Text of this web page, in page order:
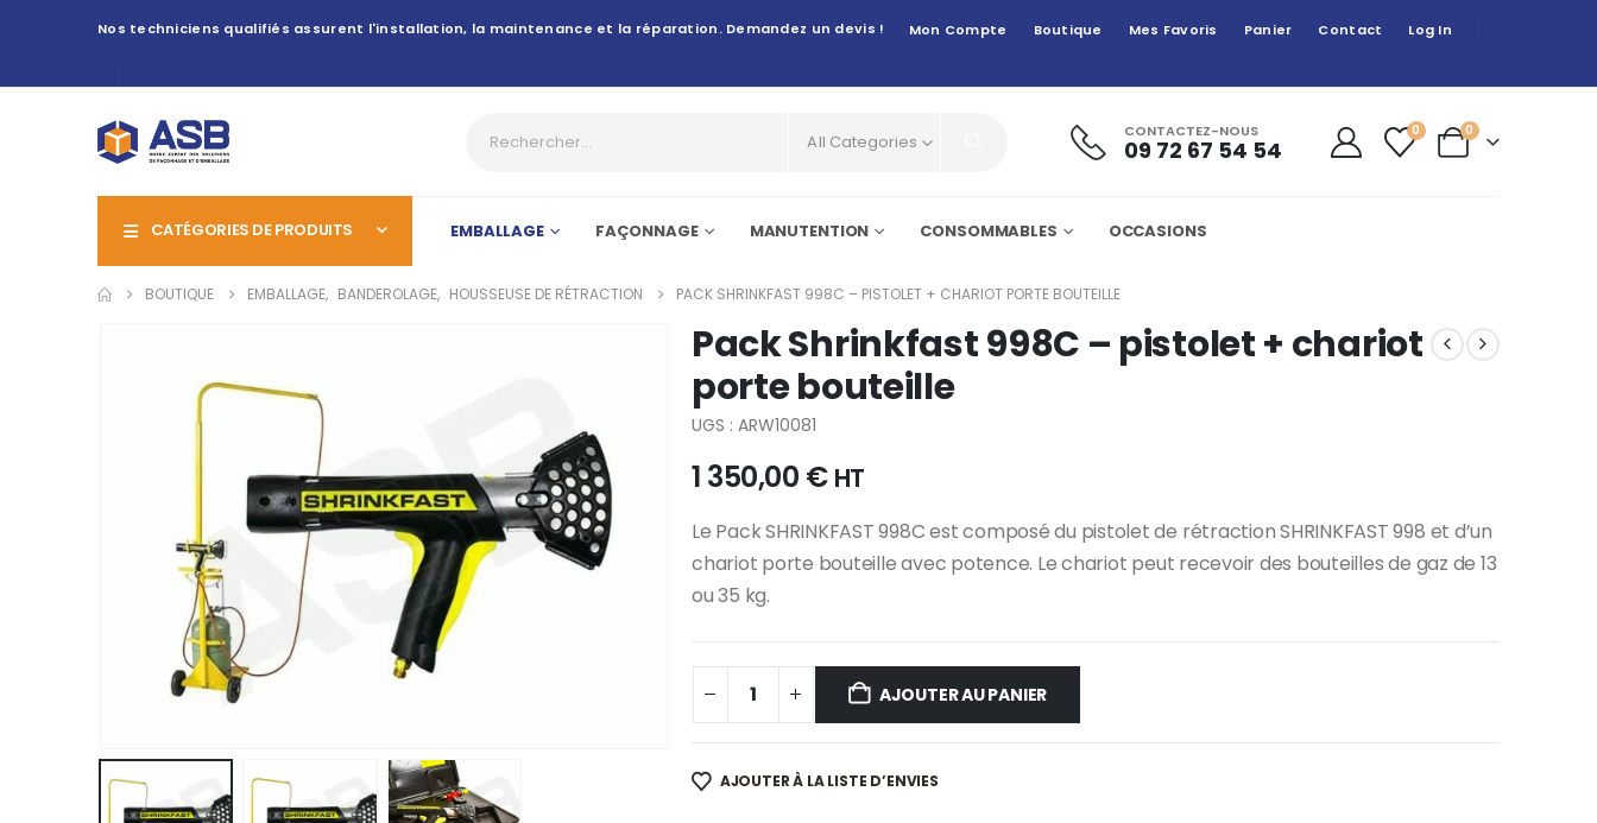
Nos techniciens qualifiés assurent l'installation, la maintenance et la réparation. Demandez un devis ! Mon Compte Boutique Mes Favoris Panier Contact Log In
All Categories CONTACTEZ-NOUS
09 72 67 54 54
0 0
CATÉGORIES DE PRODUITS EMBALLAGE FAÇONNAGE MANUTENTION CONSOMMABLES OCCASIONS
BOUTIQUE EMBALLAGE, BANDEROLAGE, HOUSSEUSE DE RÉTRACTION PACK SHRINKFAST 998C – PISTOLET + CHARIOT PORTE BOUTEILLE
Pack Shrinkfast 998C – pistolet + chariot
porte bouteille
UGS : ARW10081
1 350,00 € HT
Le Pack SHRINKFAST 998C est composé du pistolet de rétraction SHRINKFAST 998 et d’un
chariot porte bouteille avec potence. Le chariot peut recevoir des bouteilles de gaz de 13
ou 35 kg.
AJOUTER AU PANIER
AJOUTER À LA LISTE D’ENVIES